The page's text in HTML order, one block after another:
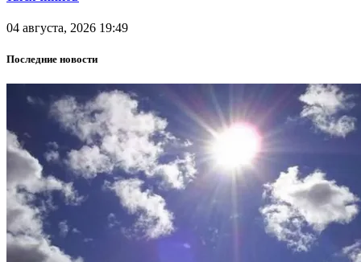
04 августа, 2026 19:49
Последние новости